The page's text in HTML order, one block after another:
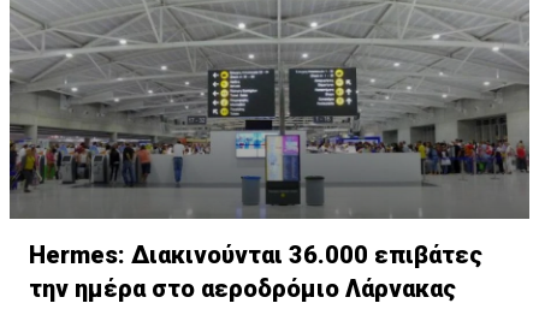
Hermes: Διακινούνται 36.000 επιβάτες
την ημέρα στο αεροδρόμιο Λάρνακας